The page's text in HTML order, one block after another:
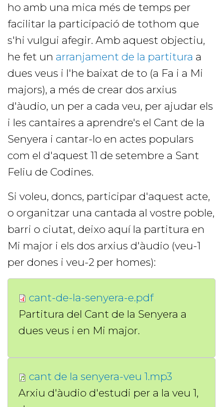
ho amb una mica més de temps per
facilitar la participació de tothom que
s'hi vulgui afegir. Amb aquest objectiu,
he fet un arranjament de la partitura a
dues veus i l'he baixat de to (a Fa i a Mi
majors), a més de crear dos arxius
d'àudio, un per a cada veu, per ajudar els
i les cantaires a aprendre's el Cant de la
Senyera i cantar-lo en actes populars
com el d'aquest 11 de setembre a Sant
Feliu de Codines.
Si voleu, doncs, participar d'aquest acte,
o organitzar una cantada al vostre poble,
barri o ciutat, deixo aquí la partitura en
Mi major i els dos arxius d'àudio (veu-1
per dones i veu-2 per homes):
cant-de-la-senyera-e.pdf
Partitura del Cant de la Senyera a
dues veus i en Mi major.
cant de la senyera-veu 1.mp3
Arxiu d'àudio d'estudi per a la veu 1,